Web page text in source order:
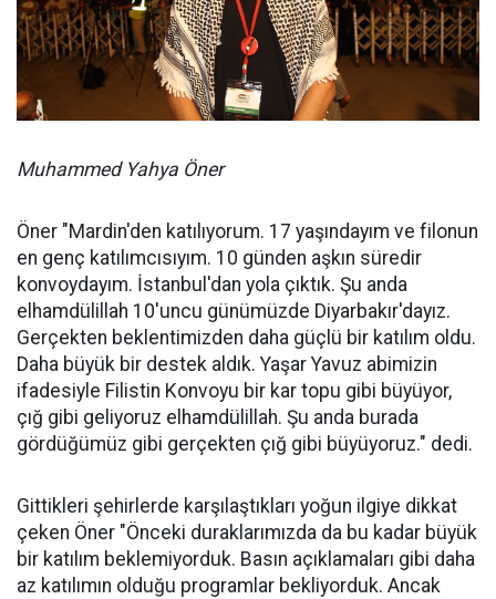
Muhammed Yahya Öner
Öner "Mardin'den katılıyorum. 17 yaşındayım ve filonun
en genç katılımcısıyım. 10 günden aşkın süredir
konvoydayım. İstanbul'dan yola çıktık. Şu anda
elhamdülillah 10'uncu günümüzde Diyarbakır'dayız.
Gerçekten beklentimizden daha güçlü bir katılım oldu.
Daha büyük bir destek aldık. Yaşar Yavuz abimizin
ifadesiyle Filistin Konvoyu bir kar topu gibi büyüyor,
çığ gibi geliyoruz elhamdülillah. Şu anda burada
gördüğümüz gibi gerçekten çığ gibi büyüyoruz." dedi.
Gittikleri şehirlerde karşılaştıkları yoğun ilgiye dikkat
çeken Öner "Önceki duraklarımızda da bu kadar büyük
bir katılım beklemiyorduk. Basın açıklamaları gibi daha
az katılımın olduğu programlar bekliyorduk. Ancak